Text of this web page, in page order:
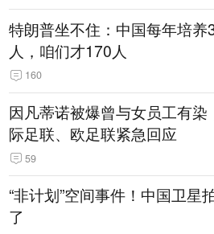
特朗普坐不住：中国每年培养
人，咱们才170人
160
因凡蒂诺被爆曾与女员工有染
际足联、欧足联紧急回应
59
“非计划”空间事件！中国卫星
了